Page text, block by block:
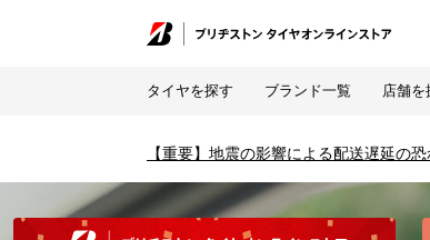
タイヤを探す ブランド一覧 店舗を
【重要】地震の影響による配送遅延の
タイヤ＆ホイール通